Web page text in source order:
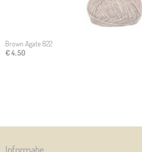
Brown Agate 822
€ 4,50